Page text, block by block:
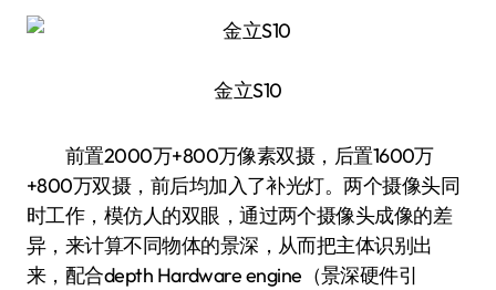
金立S10
前置2000万+800万像素双摄，后置1600万
+800万双摄，前后均加入了补光灯。两个摄像头同
时工作，模仿人的双眼，通过两个摄像头成像的差
异，来计算不同物体的景深，从而把主体识别出
来，配合depth Hardware engine（景深硬件引